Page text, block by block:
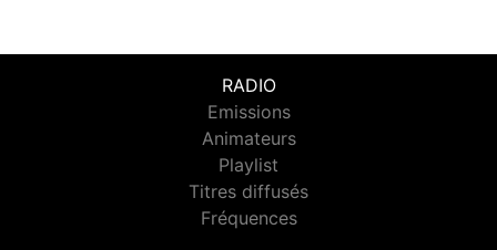
RADIO
Emissions
Animateurs
Playlist
Titres diffusés
Fréquences